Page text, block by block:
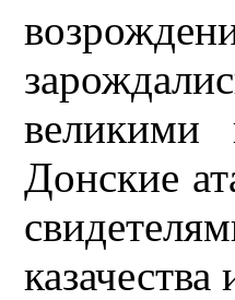
великими
Донские